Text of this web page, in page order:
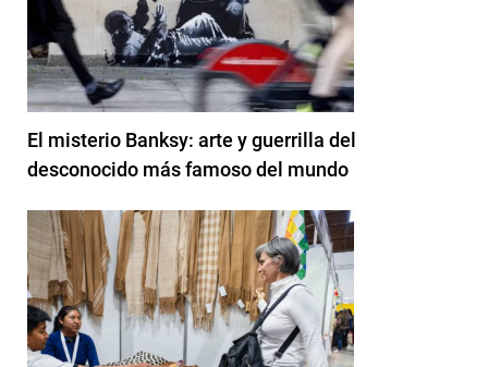
El misterio Banksy: arte y guerrilla del
desconocido más famoso del mundo